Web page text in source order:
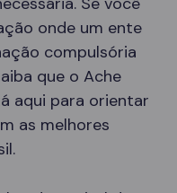
onde um ente
compulsória
que o Ache
aqui para orientar
as melhores